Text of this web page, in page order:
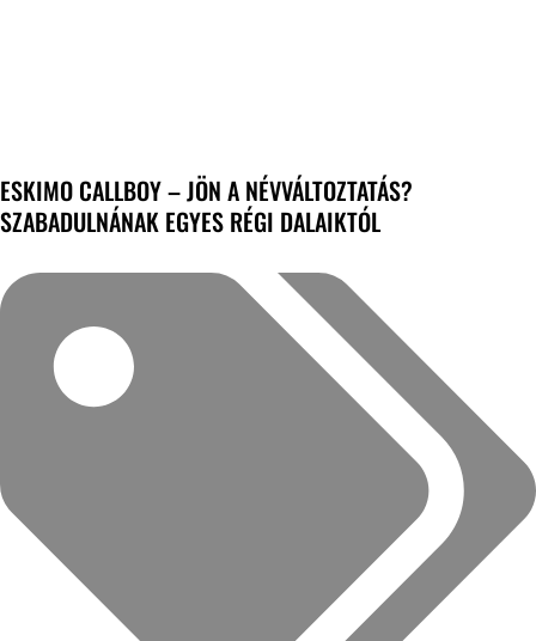
ESKIMO CALLBOY – JÖN A NÉVVÁLTOZTATÁS?
SZABADULNÁNAK EGYES RÉGI DALAIKTÓL